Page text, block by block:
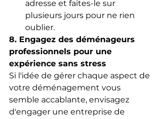
adresse et faites-le sur
plusieurs jours pour ne rien
oublier.
8. Engagez des déménageurs
professionnels pour une
expérience sans stress
Si l'idée de gérer chaque aspect de
votre déménagement vous
semble accablante, envisagez
d'engager une entreprise de